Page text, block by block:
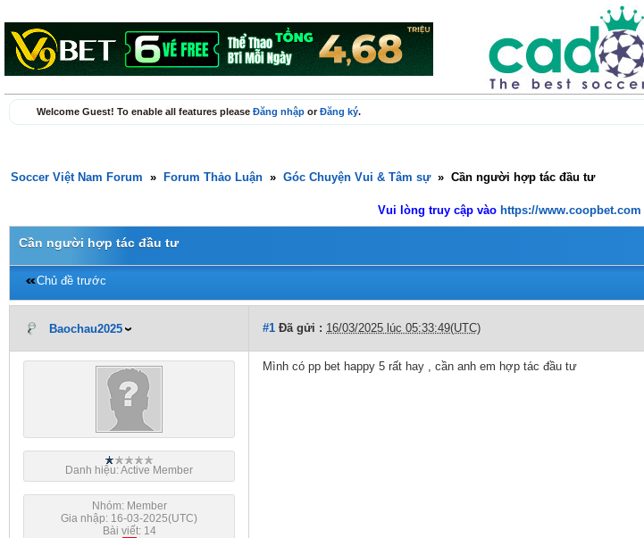
Welcome Guest! To enable all features please Đăng nhập orĐăng ký.
Soccer Việt Nam Forum » Forum Thảo Luận » Góc Chuyện Vui & Tâm sự » Cần người hợp tác đầu tư
Vui lòng truy cập vào https://
Cần người hợp tác đầu tư
Chủ đề trước
Baochau2025 #1 Đã gửi : 16/03/2025 lúc 05:33:49(UTC)
Danh hiệu: Active Member
Nhóm: Member
Gia nhập: 16-03-2025(UTC)
Bài viết: 14
Mình có pp bet happy 5 rất hay , cần anh em hợp tác đầu tư